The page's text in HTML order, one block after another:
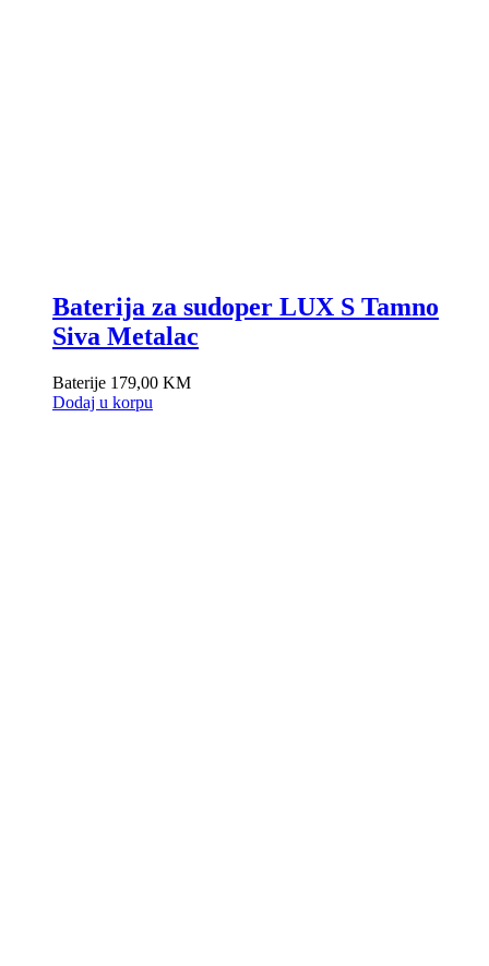
Baterija za sudoper LUX S Tamno
Siva Metalac
Baterije 179,00 KM
Dodaj u korpu